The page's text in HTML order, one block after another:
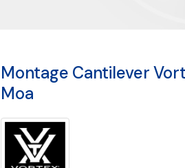
Montage Cantilever
Moa